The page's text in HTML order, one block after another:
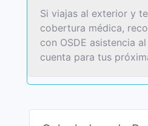
Si viajas al exterior y
cobertura médica,
con OSDE asistencia
cuenta para tus